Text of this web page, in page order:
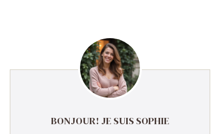
BONJOUR! JE SUIS SOPHIE